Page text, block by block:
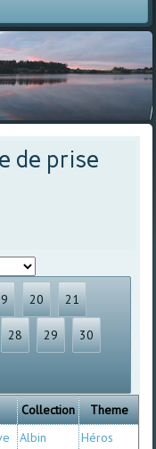
de prise
20 21
28 29 30
Collection
Theme
Albin
Héros